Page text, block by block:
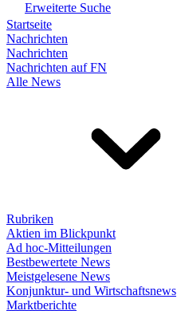
Erweiterte Suche
Startseite
Nachrichten
Nachrichten
Nachrichten auf FN
Alle News
Rubriken
Aktien im Blickpunkt
Ad hoc-Mitteilungen
Bestbewertete News
Meistgelesene News
Konjunktur- und Wirtschaftsnews
Marktberichte